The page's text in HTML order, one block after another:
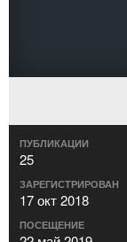
ПУБЛИКАЦИИ
25
ЗАРЕГИСТРИРОВАН
17 окт 2018
ПОСЕЩЕНИЕ